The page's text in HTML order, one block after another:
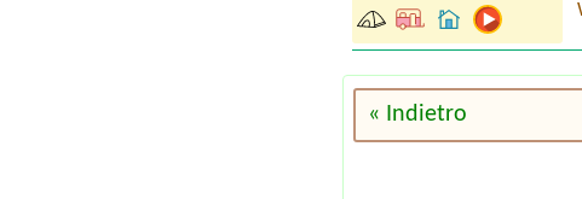
« Indietro
A partire dal 2026-08-04 |